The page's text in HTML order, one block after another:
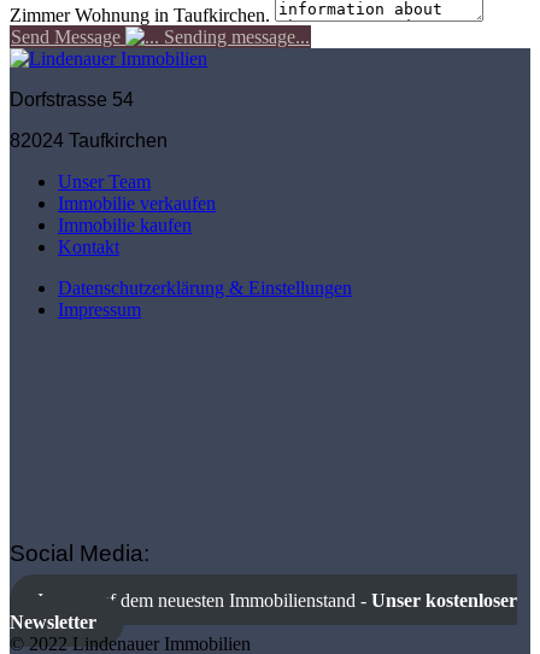
Zimmer Wohnung in Taufkirchen.
Send Message
Sending message...
Dorfstrasse 54
82024 Taufkirchen
Unser Team
Immobilie verkaufen
Immobilie kaufen
Kontakt
Datenschutzerklärung & Einstellungen
Impressum
Social Media:
Immer auf dem neuesten Immobilienstand - Unser kostenloser
Newsletter
© 2022 Lindenauer Immobilien